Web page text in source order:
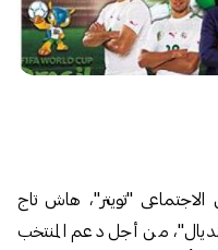
"تويتر"، هاش تاج
من أجل دعم المنتخب